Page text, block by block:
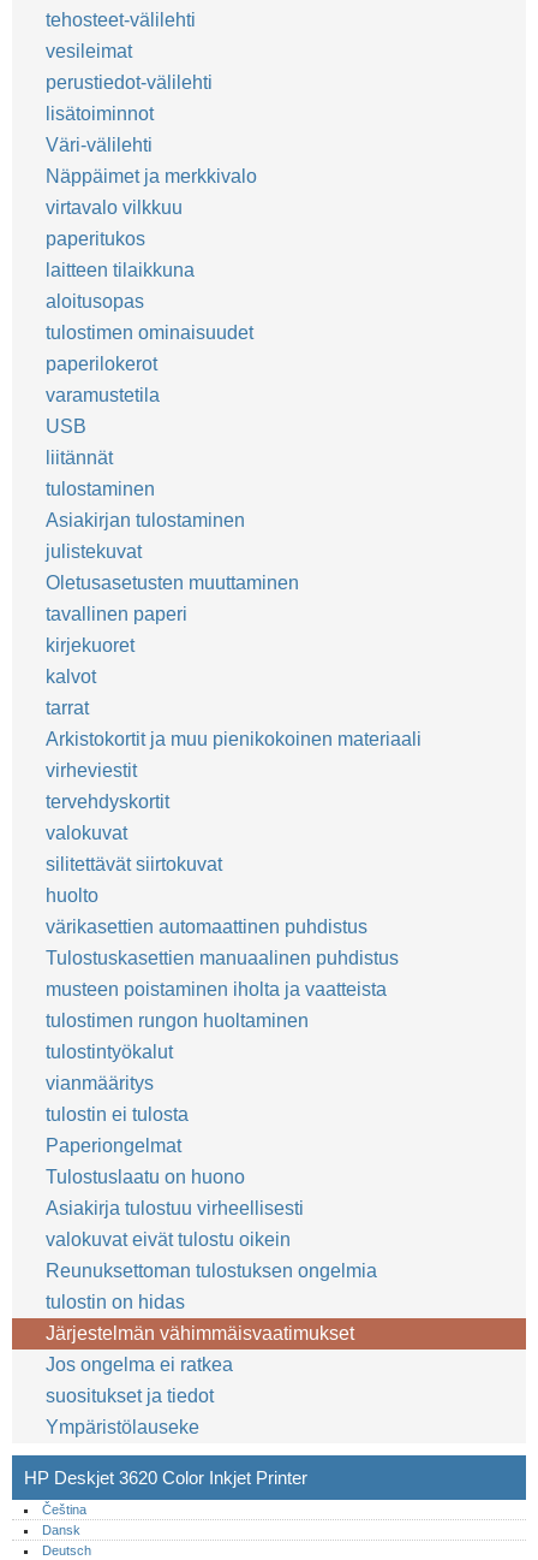
tehosteet-välilehti
vesileimat
perustiedot-välilehti
lisätoiminnot
Väri-välilehti
Näppäimet ja merkkivalo
virtavalo vilkkuu
paperitukos
laitteen tilaikkuna
aloitusopas
tulostimen ominaisuudet
paperilokerot
varamustetila
USB
liitännät
tulostaminen
Asiakirjan tulostaminen
julistekuvat
Oletusasetusten muuttaminen
tavallinen paperi
kirjekuoret
kalvot
tarrat
Arkistokortit ja muu pienikokoinen materiaali
virheviestit
tervehdyskortit
valokuvat
silitettävät siirtokuvat
huolto
värikasettien automaattinen puhdistus
Tulostuskasettien manuaalinen puhdistus
musteen poistaminen iholta ja vaatteista
tulostimen rungon huoltaminen
tulostintyökalut
vianmääritys
tulostin ei tulosta
Paperiongelmat
Tulostuslaatu on huono
Asiakirja tulostuu virheellisesti
valokuvat eivät tulostu oikein
Reunuksettoman tulostuksen ongelmia
tulostin on hidas
Järjestelmän vähimmäisvaatimukset
Jos ongelma ei ratkea
suositukset ja tiedot
Ympäristölauseke
HP Deskjet 3620 Color Inkjet Printer
Čeština
Dansk
Deutsch